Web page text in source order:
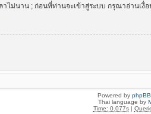
ไม่นาน ; ก่อนที่ท่านจะเข้าสู่ระบบ กรุณาอ่านเ
Powered by phpBB
Thai language by
Time: 0.077s|